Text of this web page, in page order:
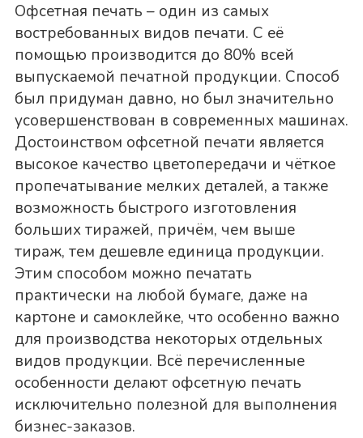
Офсетная печать – один из самых
востребованных видов печати. С её
помощью производится до 80% всей
выпускаемой печатной продукции. Способ
был придуман давно, но был значительно
усовершенствован в современных машинах.
Достоинством офсетной печати является
высокое качество цветопередачи и чёткое
пропечатывание мелких деталей, а также
возможность быстрого изготовления
больших тиражей, причём, чем выше
тираж, тем дешевле единица продукции.
Этим способом можно печатать
практически на любой бумаге, даже на
картоне и самоклейке, что особенно важно
для производства некоторых отдельных
видов продукции. Всё перечисленные
особенности делают офсетную печать
исключительно полезной для выполнения
бизнес-заказов.